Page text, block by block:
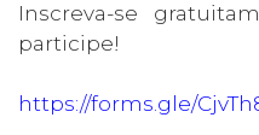
Inscreva-se
participe!
https://forms.gle/